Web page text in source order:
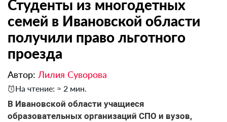
Студенты из многодетных
семей в Ивановской области
получили право льготного
проезда
Автор: Лилия Суворова
На чтение: ≈ 2 мин.
В Ивановской области учащиеся
образовательных организаций СПО и вузов,